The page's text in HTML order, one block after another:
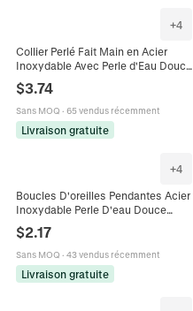
+4
Collier Perlé Fait Main en Acier
Inoxydable Avec Perle d'Eau Douce
et Strass Facetté Bijoux de Mode
Élégants pour Femme
$3.74
Sans MOQ · 65 vendus récemment
Livraison gratuite
+4
Boucles D'oreilles Pendantes Acier
Inoxydable Perle D'eau Douce
Zircon Rétro Français Élégant
Géométrique Goutte D'eau Ovale
Pour Femmes
$2.17
Sans MOQ · 43 vendus récemment
Livraison gratuite